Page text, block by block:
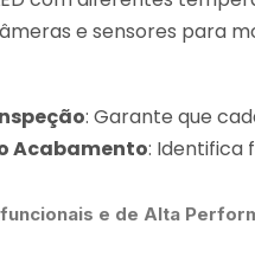
e sensores para
: Garante que
Acabamento: Identifica
e de Alta